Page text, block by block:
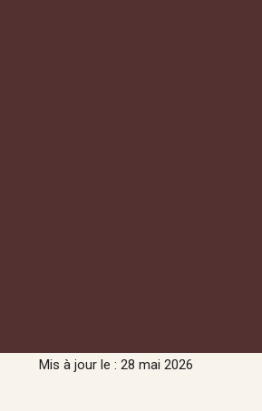
Mis à jour le : 28 mai 2026